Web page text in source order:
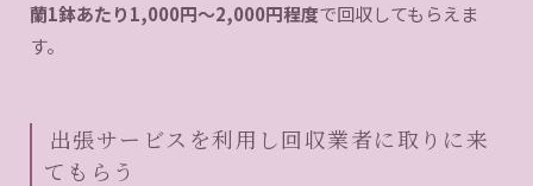
蘭1鉢あたり1,000円〜2,000円程度で回収してもらえま
す。
出張サービスを利用し回収業者に取りに来
てもらう